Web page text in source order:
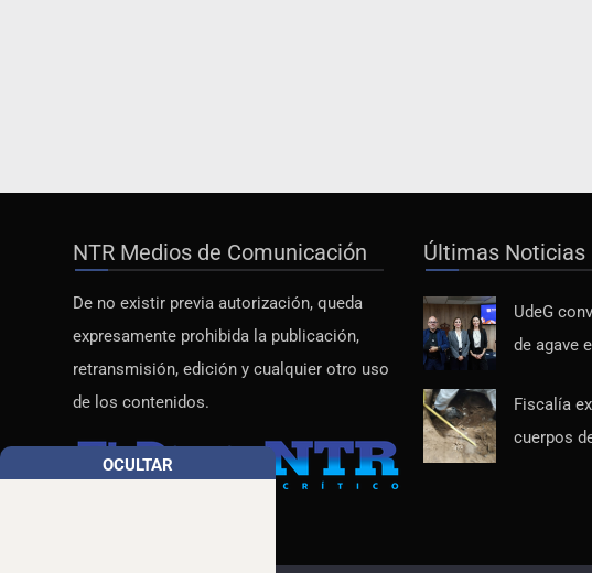
NTR Medios de Comunicación
De no existir previa autorización, queda
expresamente prohibida la publicación,
retransmisión, edición y cualquier otro uso
de los contenidos.
Últimas Noticias
UdeG
de agave
Fiscalía
cuerpos
OCULTAR